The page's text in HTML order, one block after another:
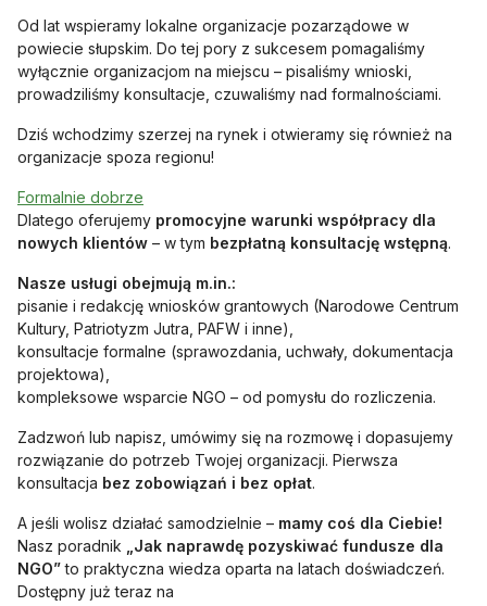
Od lat wspieramy lokalne organizacje pozarządowe w
powiecie słupskim. Do tej pory z sukcesem pomagaliśmy
wyłącznie organizacjom na miejscu – pisaliśmy wnioski,
prowadziliśmy konsultacje, czuwaliśmy nad formalnościami.
Dziś wchodzimy szerzej na rynek i otwieramy się również na
organizacje spoza regionu!
Formalnie dobrze
Dlatego oferujemy promocyjne warunki współpracy dla
nowych klientów – w tym bezpłatną konsultację wstępną.
Nasze usługi obejmują m.in.:
pisanie i redakcję wniosków grantowych (Narodowe Centrum
Kultury, Patriotyzm Jutra, PAFW i inne),
konsultacje formalne (sprawozdania, uchwały, dokumentacja
projektowa),
kompleksowe wsparcie NGO – od pomysłu do rozliczenia.
Zadzwoń lub napisz, umówimy się na rozmowę i dopasujemy
rozwiązanie do potrzeb Twojej organizacji. Pierwsza
konsultacja bez zobowiązań i bez opłat.
A jeśli wolisz działać samodzielnie – mamy coś dla Ciebie!
Nasz poradnik
„Jak naprawdę pozyskiwać fundusze dla
NGO”to praktyczna wiedza oparta na latach doświadczeń.
Dostępny już teraz na